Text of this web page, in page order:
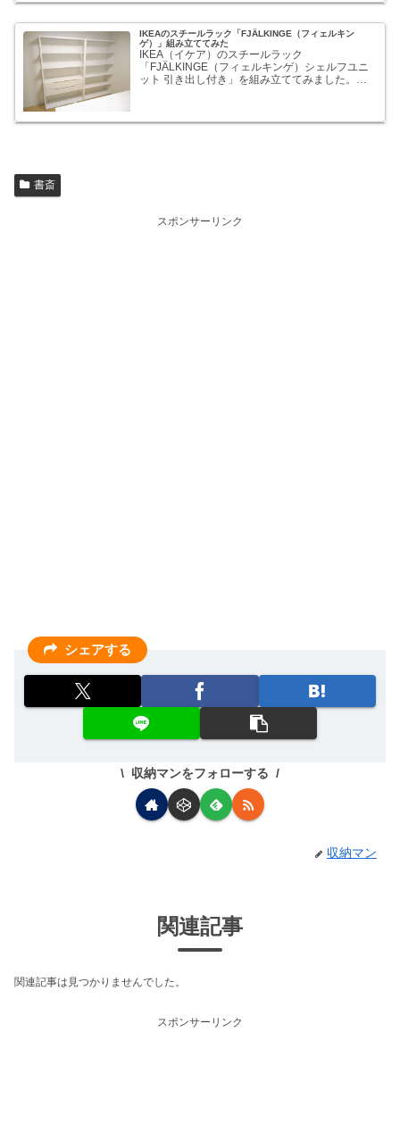
IKEAのスチールラック「FJÄLKINGE（フィェルキン
ゲ）」組み立ててみた
IKEA（イケア）のスチールラック
「FJÄLKINGE（フィェルキンゲ）シェルフユニ
ット 引き出し付き」を組み立ててみました。比
書斎
スポンサーリンク
シェアする
収納マンをフォローする
収納マン
関連記事
関連記事は見つかりませんでした。
スポンサーリンク